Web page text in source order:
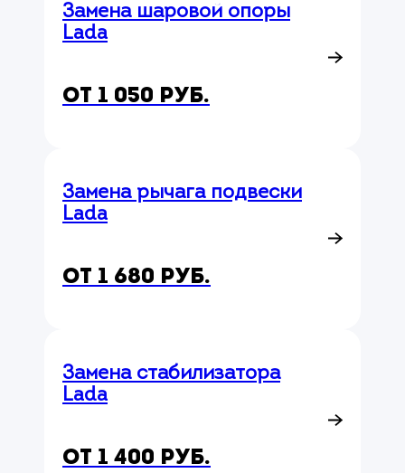
Замена шаровой опоры
Lada
от 1 050 руб.
Замена рычага подвески
Lada
от 1 680 руб.
Замена стабилизатора
Lada
от 1 400 руб.